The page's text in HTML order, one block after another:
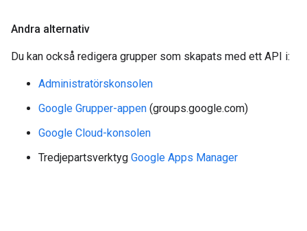
Andra alternativ
Du kan också redigera grupper som skapats med ett API i:
Administratörskonsolen
Google Grupper-appen (groups.google.com)
Google Cloud-konsolen
Tredjepartsverktyg Google Apps Manager